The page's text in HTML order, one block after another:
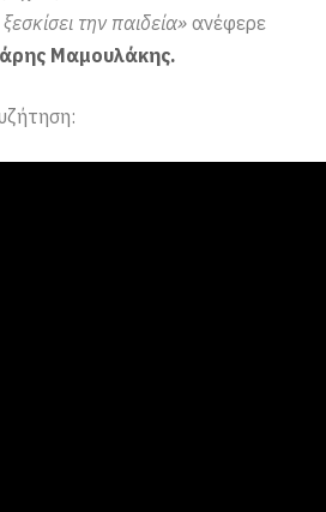
την παιδεία» ανέφερε
Μαμουλάκης.